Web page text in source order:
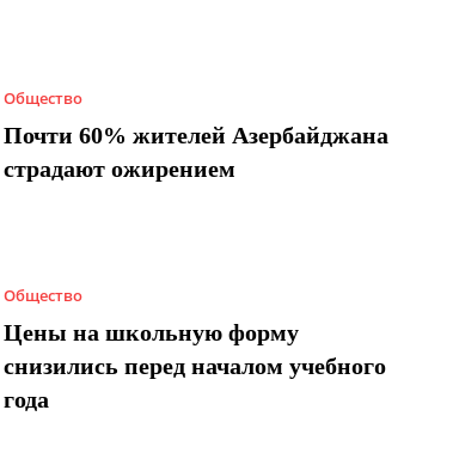
Общество
Почти 60% жителей Азербайджана
страдают ожирением
Общество
Цены на школьную форму
снизились перед началом учебного
года